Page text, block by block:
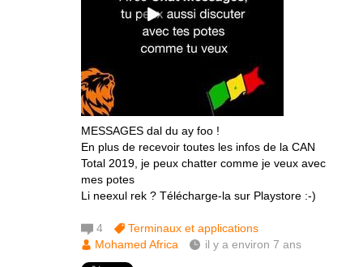
MESSAGES dal du ay foo !
En plus de recevoir toutes les infos de la CAN
Total 2019, je peux chatter comme je veux avec
mes potes
Li neexul rek ? Télécharge-la sur Playstore :-)
4
Terminaux et applications
Mohamed Africa
il y a environ 7 ans